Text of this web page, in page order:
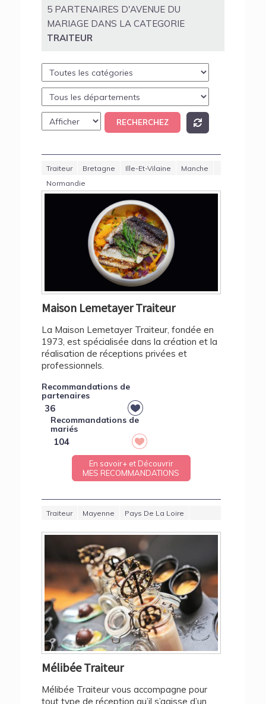
5 PARTENAIRES D'AVENUE DU
MARIAGE DANS LA CATEGORIE
TRAITEUR
Traiteur Bretagne Ille-Et-Vilaine
Manche
Normandie
Maison Lemetayer Traiteur
La Maison Lemetayer Traiteur, fondée en
1973, est spécialisée dans la création et la
réalisation de réceptions privées et
professionnels.
Recommandations de
partenaires
36
Recommandations de
mariés
104
En savoir+ et Découvrir
MES RECOMMANDATIONS
Traiteur Mayenne Pays De La Loire
Mélibée Traiteur
Mélibée Traiteur vous accompagne pour
tout type de réception qu’il s’agisse d’un